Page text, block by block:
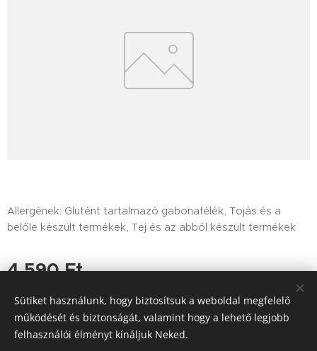
Allergének: Glutént tartalmazó gabonafélék, Tojás és a
belőle készült termékek, Tej és az abból készült termékek
4 590Ft
Tutajos Vendéglő / A Tutajos házhoz viszi a minőséget
Sütiket használunk, hogy biztosítsuk a weboldal megfelelő
működését és biztonságát, valamint hogy a lehető legjobb
felhasználói élményt kínáljuk Neked.